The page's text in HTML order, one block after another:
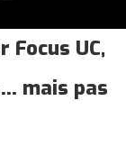
UC,
mais pas